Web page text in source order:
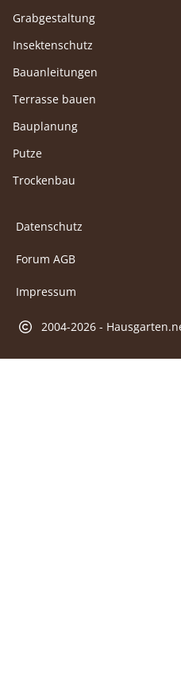
Grabgestaltung
Insektenschutz
Bauanleitungen
Terrasse bauen
Bauplanung
Putze
Trockenbau
Datenschutz
Forum AGB
Impressum
2004-2026 -